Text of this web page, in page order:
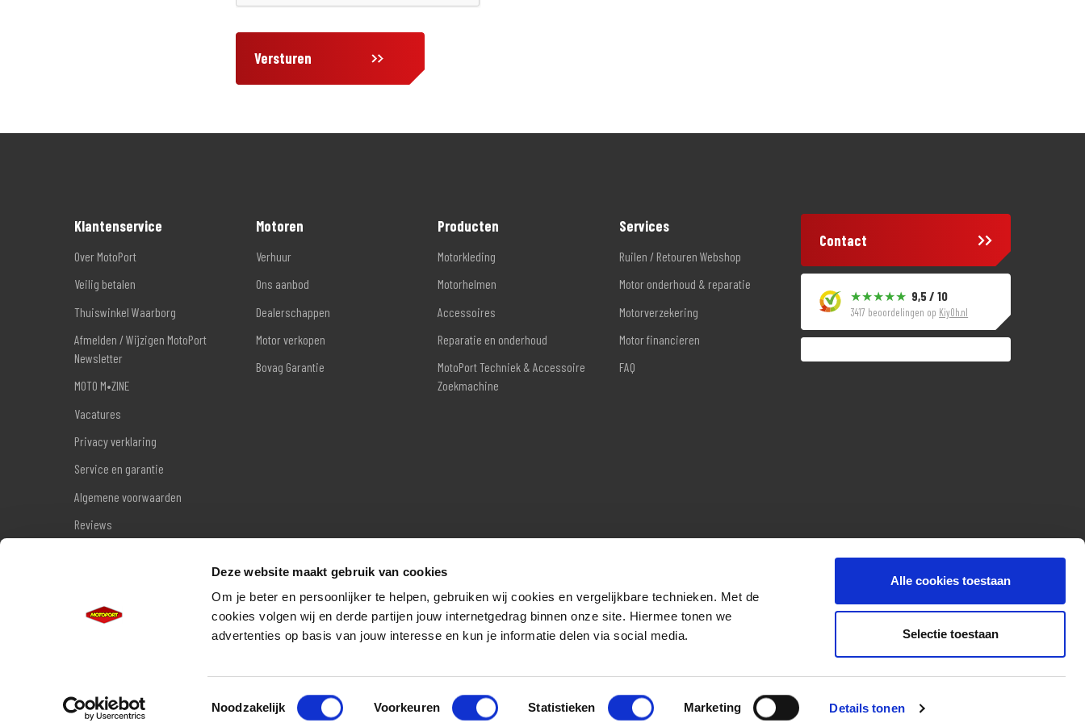
Deze website maakt gebruik van cookies
Om je beter en persoonlijker te helpen, gebruiken wij cookies en vergelijkbare technieken. Met de
cookies volgen wij en derde partijen jouw internetgedrag binnen onze site. Hiermee tonen we
advertenties op basis van jouw interesse en kun je informatie delen via social media.
Toestemmingsselectie
Noodzakelijk Voorkeuren Statistieken Marketing Details tonen
Alle cookies toestaan
Selectie toestaan
Versturen
Klantenservice
Over MotoPort
Veilig betalen
Thuiswinkel Waarborg
Afmelden / Wijzigen MotoPort
Newsletter
MOTO M•ZINE
Vacatures
Privacy verklaring
Service en garantie
Algemene voorwaarden
Reviews
Motoren
Verhuur
Ons aanbod
Dealerschappen
Motor verkopen
Bovag Garantie
Producten
Motorkleding
Motorhelmen
Accessoires
Reparatie en onderhoud
MotoPort Techniek & Accessoire
Zoekmachine
Services
Ruilen / Retouren Webshop
Motor onderhoud & reparatie
Motorverzekering
Motor financieren
FAQ
Contact
9,5 / 10
3417 beoordelingen op KiyOh.nl
More for your ride